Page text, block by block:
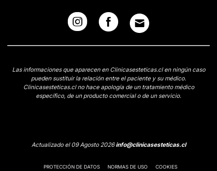
Las informaciones que aparecen en Clinicasesteticas.cl en ningún caso
pueden sustituir la relación entre el paciente y su médico.
Clinicasesteticas.cl no hace apología de un tratamiento médico
específico, de un producto comercial o de un servicio.
Actualizado el 09 Agosto 2026info@clinicasesteticas.cl
PROTECCIÓN DE DATOS NORMAS DE USO COOKIES